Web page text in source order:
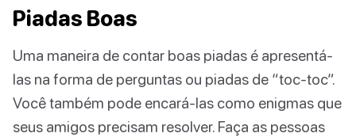
Piadas Boas
Uma maneira de contar boas piadas é apresentá-
las na forma de perguntas ou piadas de “toc-toc”.
Você também pode encará-las como enigmas que
seus amigos precisam resolver. Faça as pessoas